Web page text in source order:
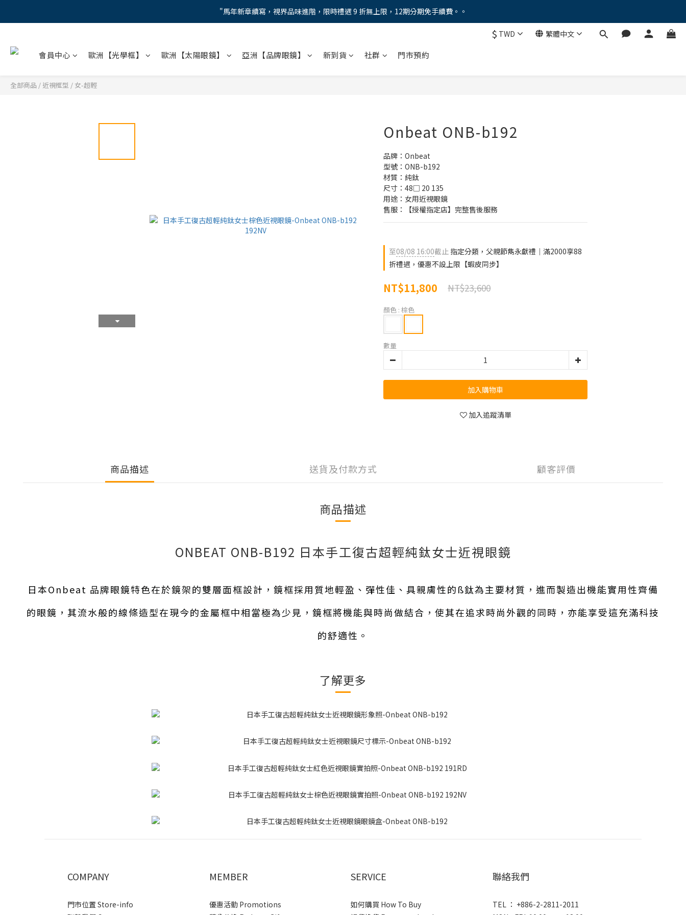
"馬年新章續寫，視界品味進階，限時禮遇 9 折無上限，12期分期免手續費。。
"馬年新章續寫，視界品味進階，限時禮遇 9 折無上限，12期分期免手續費。。
【蔡司MAX防藍光鏡片！針對每位客戶的年齡和視力需求量身打造。】門市會員優惠禮遇！
$ TWD 繁體中文
會員中心 歐洲【光學框】 歐洲【太陽眼鏡】 亞洲【品牌眼鏡】 新到貨 社群 門市預約
全部商品 / 近視框型 / 女-超輕
Onbeat ONB-b192
品牌：Onbeat
型號：ONB-b192
材質：純鈦
尺寸：48□ 20 135
用途：女用近視眼鏡
售服：【授權指定店】完整售後服務
至08/08 16:00截止 指定分類，父親節雋永獻禮｜滿2000享88
折禮遇，優惠不設上限【蝦皮同步】
NT$11,800 NT$23,600
顏色 : 棕色
數量
加入購物車
加入追蹤清單
商品描述 送貨及付款方式 顧客評價
商品描述
ONBEAT ONB-B192 日本手工復古超輕純鈦女士近視眼鏡
日本Onbeat 品牌眼鏡特色在於鏡架的雙層面框設計，鏡框採用質地輕盈、彈性佳、具親膚性的ß鈦為主要材質，進而製造出機能實用性齊備
的眼鏡，其流水般的線條造型在現今的金屬框中相當極為少見，鏡框將機能與時尚做結合，使其在追求時尚外觀的同時，亦能享受這充滿科技
的舒適性。
了解更多
COMPANY
門市位置 Store-info
MEMBER
優惠活動 Promotions
SERVICE
如何購買 How To Buy
聯絡我們
TEL ： +886-2-2811-2011